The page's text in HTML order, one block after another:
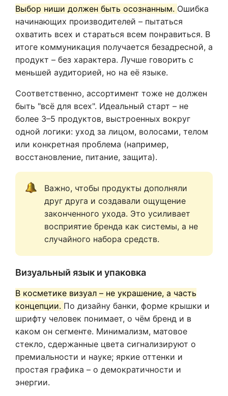
Выбор ниши должен быть осознанным. Ошибка
начинающих производителей – пытаться
охватить всех и стараться всем понравиться. В
итоге коммуникация получается безадресной, а
продукт – без характера. Лучше говорить с
меньшей аудиторией, но на её языке.
Соответственно, ассортимент тоже не должен
быть "всё для всех". Идеальный старт – не
более 3–5 продуктов, выстроенных вокруг
одной логики: уход за лицом, волосами, телом
или конкретная проблема (например,
восстановление, питание, защита).
Важно, чтобы продукты дополняли
друг друга и создавали ощущение
законченного ухода. Это усиливает
восприятие бренда как системы, а не
случайного набора средств.
Визуальный язык и упаковка
В косметике визуал – не украшение, а часть
концепции. По дизайну банки, форме крышки и
шрифту человек понимает, о чём бренд и в
каком он сегменте. Минимализм, матовое
стекло, сдержанные цвета сигнализируют о
премиальности и науке; яркие оттенки и
простая графика – о демократичности и
энергии.